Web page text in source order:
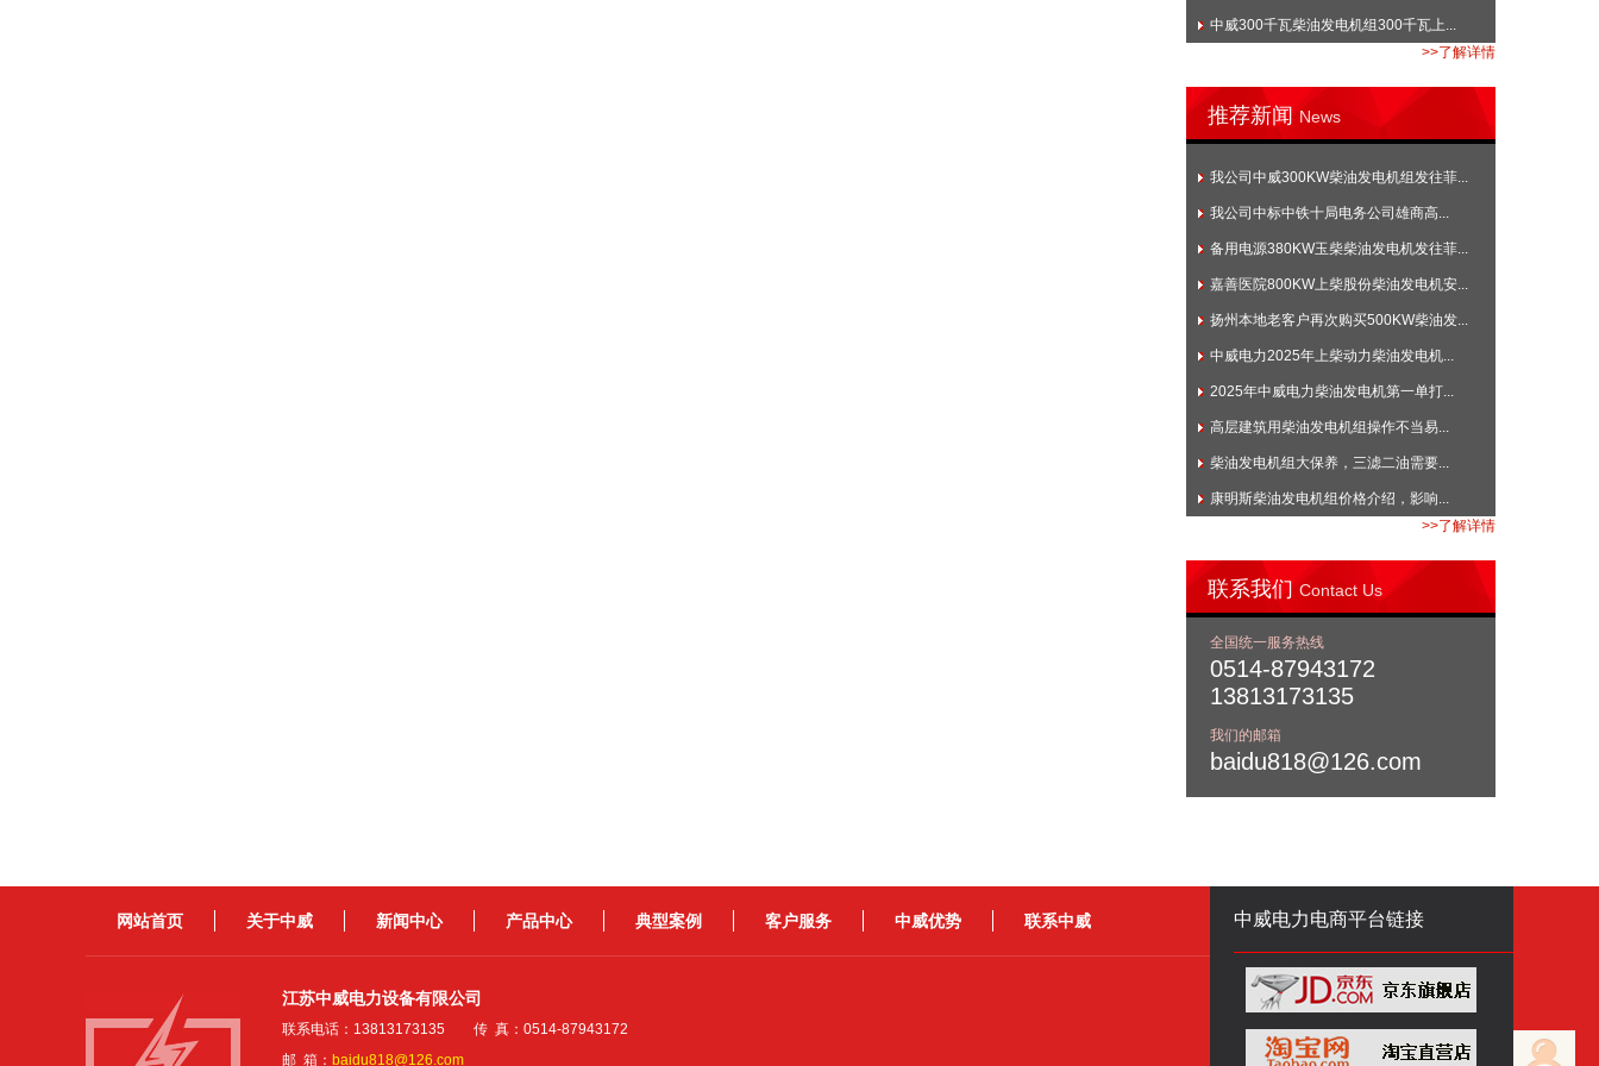
中威300千瓦柴油发电机组300千瓦上...
>>了解详情
推荐新闻 News
我公司中威300KW柴油发电机组发往菲...
我公司中标中铁十局电务公司雄商高...
备用电源380KW玉柴柴油发电机发往菲...
嘉善医院800KW上柴股份柴油发电机安...
扬州本地老客户再次购买500KW柴油发...
中威电力2025年上柴动力柴油发电机...
2025年中威电力柴油发电机第一单打...
高层建筑用柴油发电机组操作不当易...
柴油发电机组大保养，三滤二油需要...
康明斯柴油发电机组价格介绍，影响...
>>了解详情
联系我们 Contact Us
全国统一服务热线
0514-87943172
13813173135
我们的邮箱
baidu818@126.com
网站首页 关于中威 新闻中心 产品中心 典型案例 客户服务 中威优势 联系中威
江苏中威电力设备有限公司
联系电话：13813173135 传 真：0514-87943172
邮 箱： baidu818@126.com
中威电力电商平台链接